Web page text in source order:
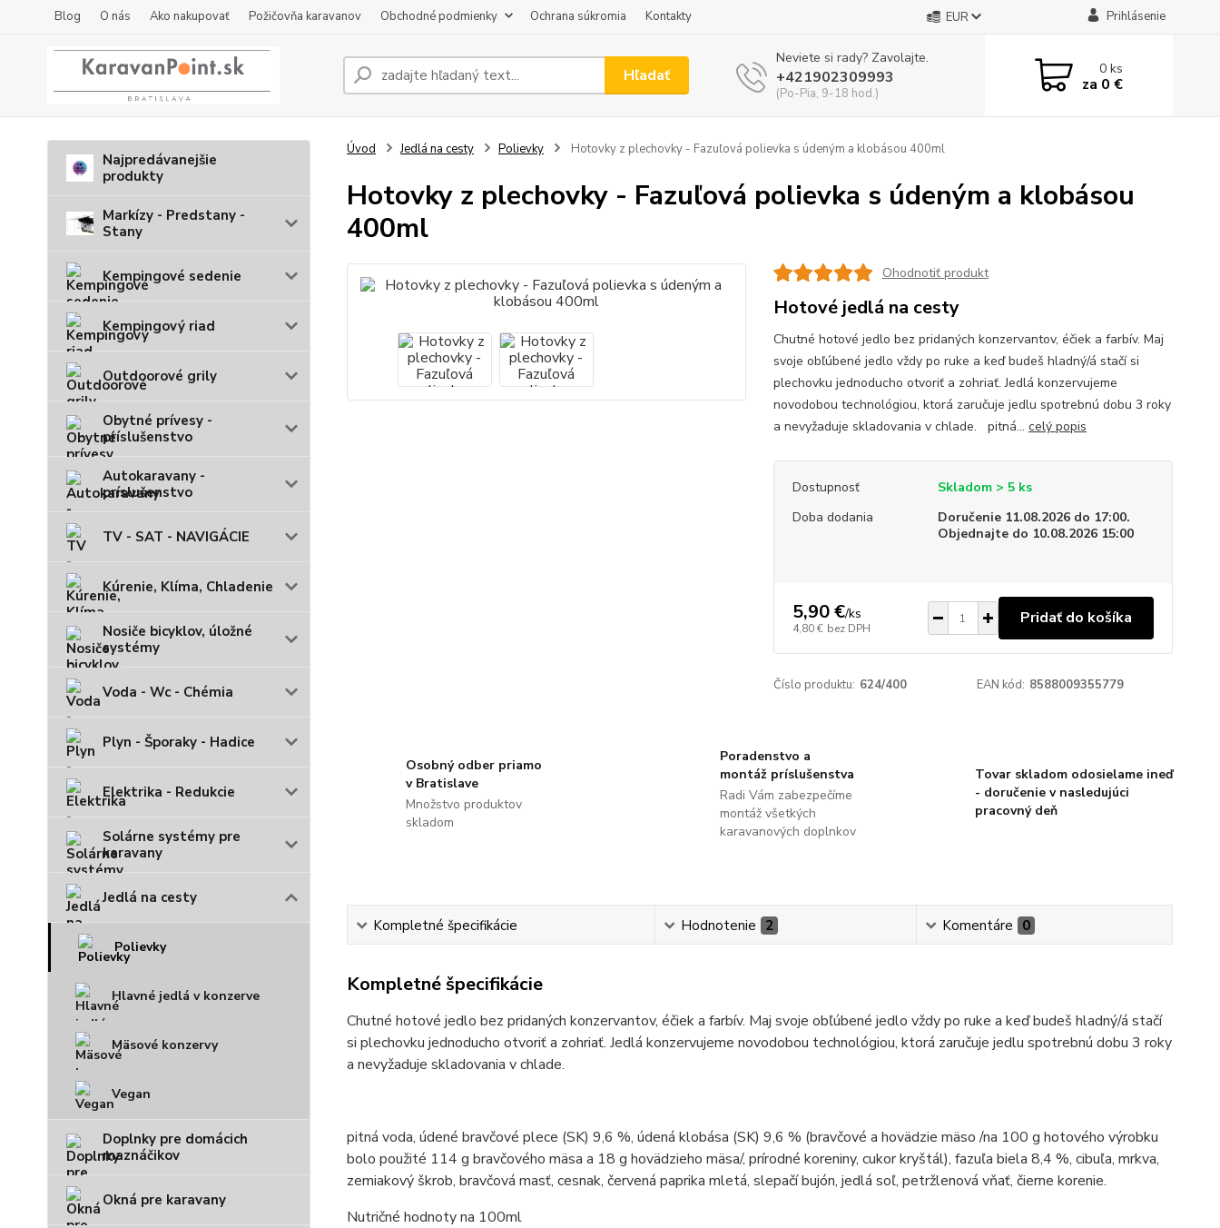
Blog O nás Ako nakupovať Požičovňa karavanov Obchodné podmienky Ochrana súkromia Kontakty EUR Prihlásenie
Hľadať
Neviete si rady? Zavolajte.
+421902309993
(Po-Pia, 9-18 hod.)
0ks
za 0 €
Najpredávanejšie
produkty
Markízy - Predstany -
Stany
Kempingové sedenie
Kempingový riad
Outdoorové grily
Obytné prívesy -
príslušenstvo
Autokaravany -
príslušenstvo
TV - SAT - NAVIGÁCIE
Kúrenie, Klíma, Chladenie
Nosiče bicyklov, úložné
systémy
Voda - Wc - Chémia
Plyn - Šporaky - Hadice
Elektrika - Redukcie
Solárne systémy pre
karavany
Jedlá na cesty
Polievky
Hlavné jedlá v konzerve
Mäsové konzervy
Vegan
Doplnky pre domácich
maznáčikov
Okná pre karavany
Úvod Jedlá na cesty Polievky Hotovky z plechovky - Fazuľová polievka s údeným a klobásou 400ml
Hotovky z plechovky - Fazuľová polievka s údeným a klobásou
400ml
Ohodnotiť produkt
Hotové jedlá na cesty
Chutné hotové jedlo bez pridaných konzervantov, éčiek a farbív. Maj
svoje obľúbené jedlo vždy po ruke a keď budeš hladný/á stačí si
plechovku jednoducho otvoriť a zohriať. Jedlá konzervujeme
novodobou technológiou, ktorá zaručuje jedlu spotrebnú dobu 3 roky
a nevyžaduje skladovania v chlade. pitná... celý popis
Dostupnosť
Skladom > 5 ks
Doba dodania
Doručenie 11.08.2026 do 17:00.
Objednajte do 10.08.2026 15:00
5,90 €/ks
4,80 € bez DPH
Pridať do košíka
Číslo produktu: 624/400 EAN kód: 8588009355779
Osobný odber priamo
v Bratislave
Množstvo produktov
skladom
Poradenstvo a
montáž príslušenstva
Radi Vám zabezpečíme
montáž všetkých
karavanových doplnkov
Tovar skladom odosielame ineď
- doručenie v nasledujúci
pracovný deň
Kompletné špecifikácie Hodnotenie 2 Komentáre 0
Kompletné špecifikácie
Chutné hotové jedlo bez pridaných konzervantov, éčiek a farbív. Maj svoje obľúbené jedlo vždy po ruke a keď budeš hladný/á stačí
si plechovku jednoducho otvoriť a zohriať. Jedlá konzervujeme novodobou technológiou, ktorá zaručuje jedlu spotrebnú dobu 3 roky
a nevyžaduje skladovania v chlade.
pitná voda, údené bravčové plece (SK) 9,6 %, údená klobása (SK) 9,6 % (bravčové a hovädzie mäso /na 100 g hotového výrobku
bolo použité 114 g bravčového mäsa a 18 g hovädzieho mäsa/, prírodné koreniny, cukor kryštál), fazuľa biela 8,4 %, cibuľa, mrkva,
zemiakový škrob, bravčová masť, cesnak, červená paprika mletá, slepačí bujón, jedlá soľ, petržlenová vňať, čierne korenie.
Nutričné hodnoty na 100ml